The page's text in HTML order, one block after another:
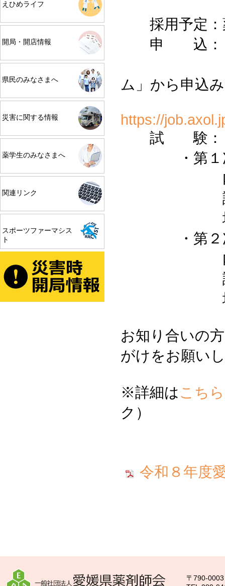
えひめライフ
開局・開店情報
県民のみなさまへ
災害に関する情報
薬学生のみなさまへ
関連リンク
スポーツファーマシス
ト
採用予定：
申 込：４月
ム」から申込み
https://
試 験：
・第１次
内 容：
試験日
場 所：
・第２次
内 容：
試験日：
場 所
お知り合いの
がけをお願い
※詳細はこちら
ク）
令和８年度
〒790-